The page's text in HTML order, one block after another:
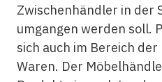
Zwischenhändler in der
umgangen werden soll.
sich auch im Bereich
Waren. Der